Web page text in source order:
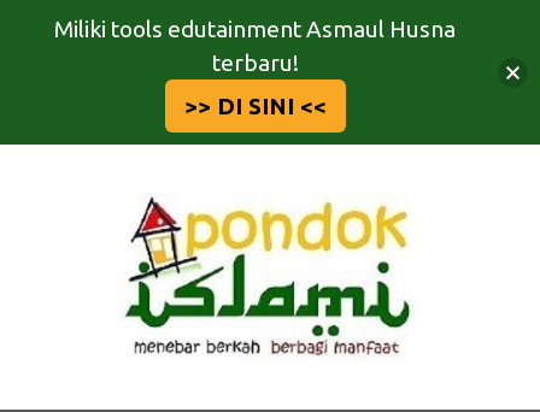
Miliki tools edutainment Asmaul Husna
terbaru!
>> DI SINI <<